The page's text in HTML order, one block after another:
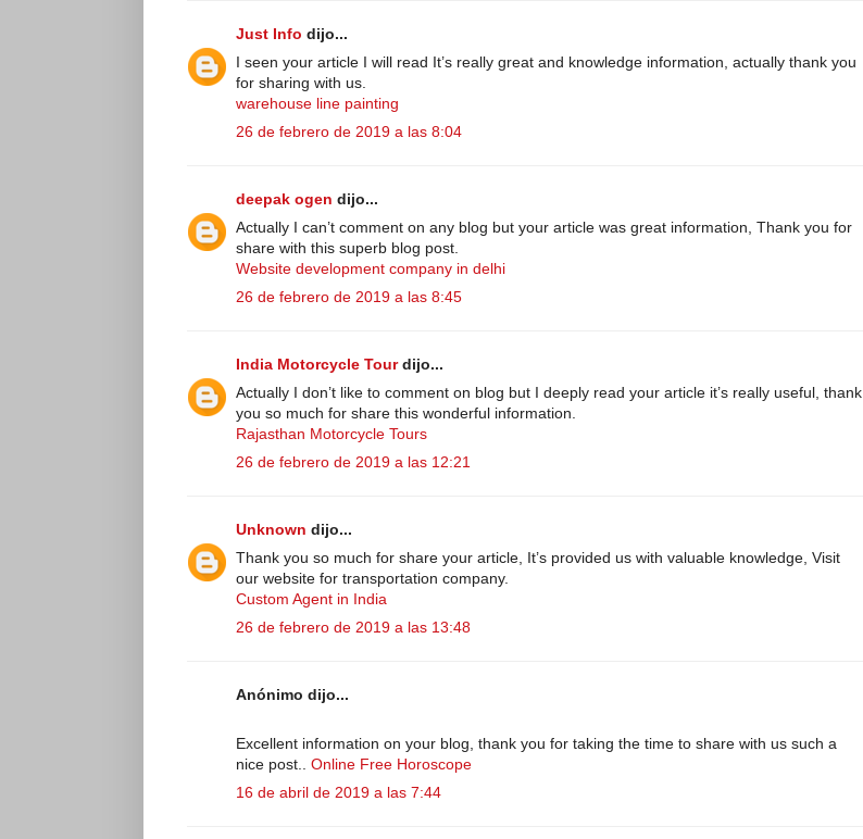
Just Info dijo...
I seen your article I will read It’s really great and knowledge information, actually thank you
for sharing with us.
warehouse line painting
26 de febrero de 2019 a las 8:04
deepak ogen dijo...
Actually I can’t comment on any blog but your article was great information, Thank you for
share with this superb blog post.
Website development company in delhi
26 de febrero de 2019 a las 8:45
India Motorcycle Tourdijo...
Actually I don’t like to comment on blog but I deeply read your article it’s really useful, thank
you so much for share this wonderful information.
Rajasthan Motorcycle Tours
26 de febrero de 2019 a las 12:21
Unknown dijo...
Thank you so much for share your article, It’s provided us with valuable knowledge, Visit
our website for transportation company.
Custom Agent in India
26 de febrero de 2019 a las 13:48
Anónimo dijo...
Excellent information on your blog, thank you for taking the time to share with us such a
nice post.. Online Free Horoscope
16 de abril de 2019 a las 7:44